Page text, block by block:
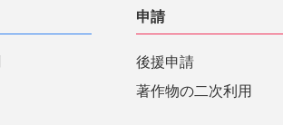
申請
後援申請
著作物の二次利用